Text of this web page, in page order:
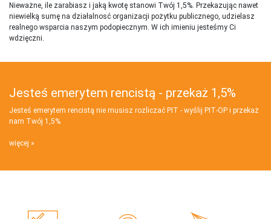
Nieważne, ile zarabiasz i jaką kwotę stanowi Twój 1,5%. Przekazując nawet
niewielką sumę na działalnosć organizacji pożytku publicznego, udzielasz
realnego wsparcia naszym podopiecznym. W ich imieniu jesteśmy Ci
wdzięczni.
Jesteś emerytem rencistą - przekaż 1,5%
Jesteś emerytem rencistą nie musisz rozliczać PIT - wyślij PIT‑OP i przekaż
nam Twój 1,5%
więcej